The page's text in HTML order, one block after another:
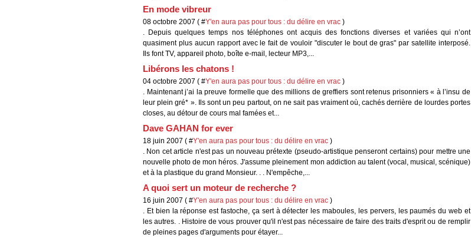
En mode vibreur
08 octobre 2007 ( #Y'en aura pas pour tous : du délire en vrac )
. Depuis quelques temps nos téléphones ont acquis des fonctions diverses et variées qui n’ont
quasiment plus aucun rapport avec le fait de vouloir "discuter le bout de gras" par satellite interposé.
Ils font TV, appareil photo, boîte e-mail, lecteur MP3,...
Libérons les chatons !
04 octobre 2007 ( #Y'en aura pas pour tous : du délire en vrac )
. Maintenant j’ai la preuve formelle que des millions de greffiers sont retenus prisonniers « à l’insu de
leur plein gré* ». Ils sont un peu partout, on ne sait pas vraiment où, cachés derrière de lourdes portes
closes, au détour de cours mal famées et...
Dave GAHAN for ever
18 juin 2007 ( #Y'en aura pas pour tous : du délire en vrac )
. Non cet article n'est pas un nouveau prétexte (pseudo-artistique penseront certains) pour mettre une
nouvelle photo de mon héros. J'assume pleinement mon addiction au talent (vocal, musical, scénique)
et à la plastique du grand Monsieur. . . N'empêche,...
A quoi sert un moteur de recherche ?
16 juin 2007 ( #Y'en aura pas pour tous : du délire en vrac )
. Et bien la réponse est fastoche, ça sert à détecter les maboules, les pervers, les paumés du web et
les autres. . Histoire de vous prouver qu'il n'est pas nécessaire de faire des traits d'esprit ou de remplir
de pleines pages d'arguments pour étayer...